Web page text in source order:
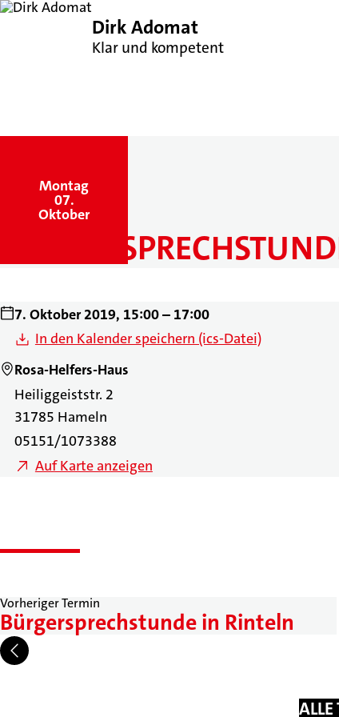
Dirk Adomat
Klar und kompetent
Montag
07.
Oktober
7. Oktober 2019, 15:00 – 17:00
In den Kalender speichern (ics-Datei)
Rosa-Helfers-Haus
Heiliggeiststr. 2
31785 Hameln
05151/1073388
Auf Karte anzeigen
Vorheriger Termin
Bürgersprechstunde in Rinteln